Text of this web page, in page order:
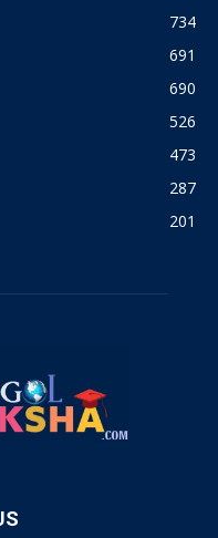
734
691
690
526
473
287
201